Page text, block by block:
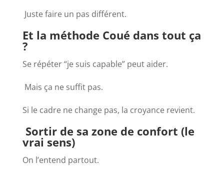
Juste faire un pas différent.
Et la méthode Coué dans tout ça
?
Se répéter “je suis capable” peut aider.
Mais ça ne suffit pas.
Si le cadre ne change pas, la croyance revient.
Sortir de sa zone de confort (le
vrai sens)
On l’entend partout.